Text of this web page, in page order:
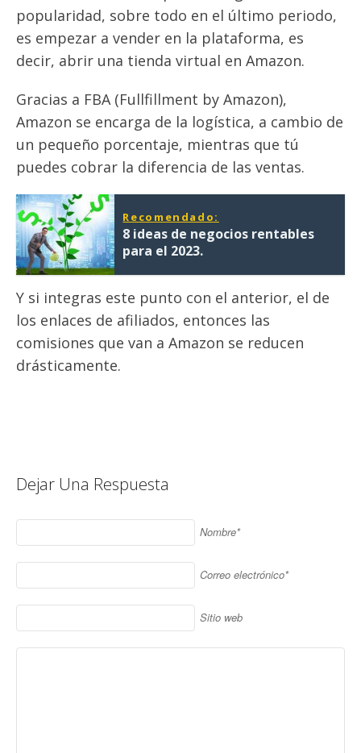
popularidad, sobre todo en el último periodo,
es empezar a vender en la plataforma, es
decir, abrir una tienda virtual en Amazon.
Gracias a FBA (Fullfillment by Amazon),
Amazon se encarga de la logística, a cambio de
un pequeño porcentaje, mientras que tú
puedes cobrar la diferencia de las ventas.
Recomendado:
8 ideas de negocios rentables
para el 2023.
Y si integras este punto con el anterior, el de
los enlaces de afiliados, entonces las
comisiones que van a Amazon se reducen
drásticamente.
Dejar Una Respuesta
Nombre*
Correo electrónico*
Sitio web